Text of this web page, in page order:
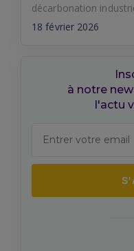
décarbonation
18 février 2026
à notre
l'actu